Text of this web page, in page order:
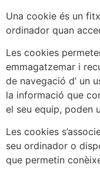
Una cookie és un
ordinador quan
Les cookies
emmagatzemar i
de navegació d’ un
la informació que
el seu equip, poden
Les cookies
seu ordinador o
que permetin